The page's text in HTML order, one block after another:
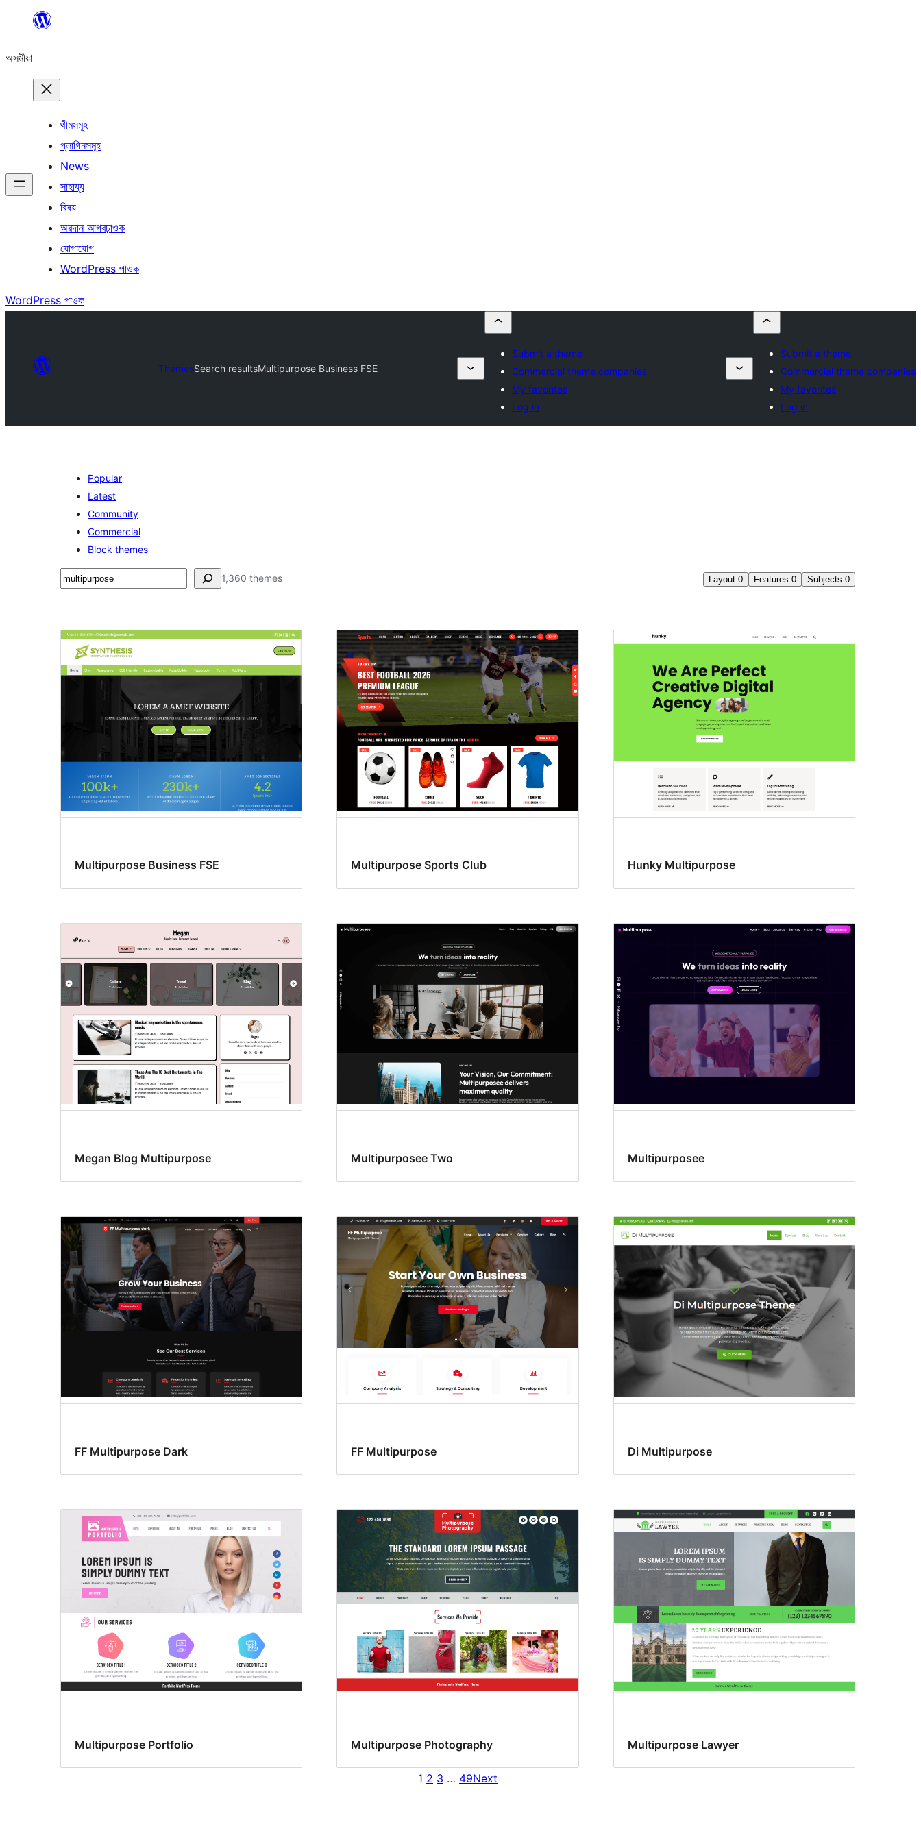
বিষয়বস্তুলৈ
অসমীয়া
থীমসমূহ
প্লাগিনসমূহ
News
সাহায্য
বিষয়
অৱদান আগবঢ়াওক
যোগাযোগ
WordPress পাওক
WordPress পাওক
ThemesSearch resultsMultipurpose Business FSE
Submit a theme
Commercial theme companies
My favorites
Log in
Submit a theme
Commercial theme companies
My favorites
Log in
Popular
Latest
Community
Commercial
Block themes
সন্ধান
1,360 themes Layout 0 Features 0 Subjects 0
Search
results
Multipurpose Business FSE Multipurpose Sports Club Hunky Multipurpose
Megan Blog Multipurpose Multipurposee Two Multipurposee
FF Multipurpose Dark FF Multipurpose Di Multipurpose
Multipurpose Portfolio Multipurpose Photography Multipurpose Lawyer
1 2 3 … 49Next